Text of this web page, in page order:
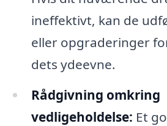
ineffektivt, kan de
eller opgraderinger
dets ydeevne.
Rådgivning omkring
vedligeholdelse: Et